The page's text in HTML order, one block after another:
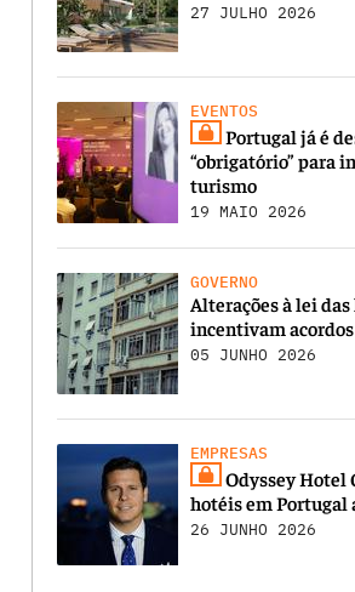
27 JULHO 2026
EVENTOS
Portugal já é
“obrigatório” para
turismo
19 MAIO 2026
GOVERNO
Alterações à lei das
incentivam
05 JUNHO 2026
EMPRESAS
Odyssey Hotel
hotéis em Portugal
26 JUNHO 2026